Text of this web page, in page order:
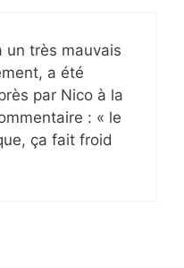
un très mauvais
a été
par Nico à la
: « le
ça fait froid